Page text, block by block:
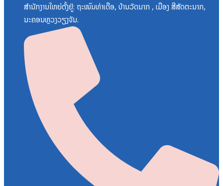
ສຳນັກງານໃຫຍ່ຕັ້ງຢູ່: ຖະໜົນທ່າເດືອ, ບ້ານວັດນາກ , ເມືອງ ສີສັດຕະນາກ,
ນະຄອນຫຼວງວຽງຈັນ.